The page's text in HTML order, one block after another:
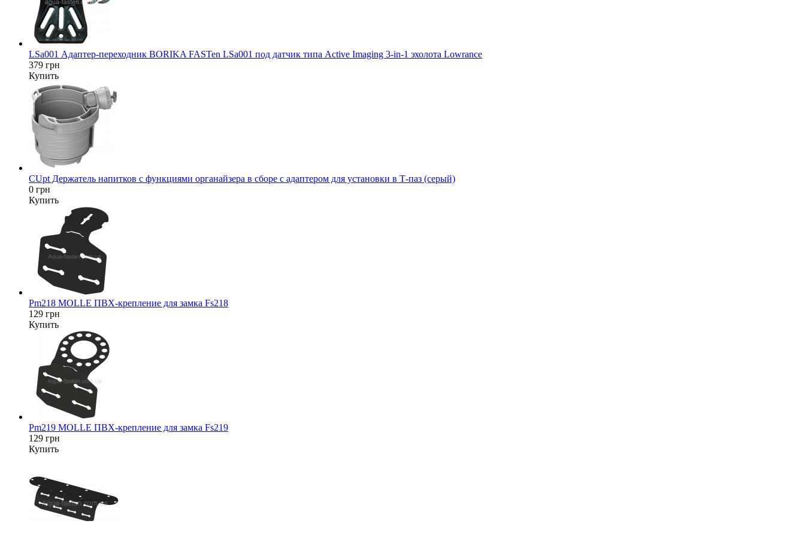
LSa001 Адаптер-переходник BORIKA FASTen LSa001 под датчик типа Active Imaging 3-in-1 эхолота Lowrance
379 грн
Купить
CUpt Держатель напитков с функциями органайзера в сборе с адаптером для установки в Т-паз (серый)
0 грн
Купить
Pm218 MOLLE ПВХ-крепление для замка Fs218
129 грн
Купить
Pm219 MOLLE ПВХ-крепление для замка Fs219
129 грн
Купить